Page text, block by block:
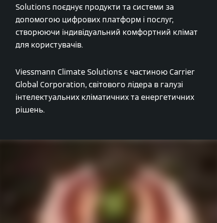
Solutions поєднує продукти та системи за
допомогою цифрових платформ і послуг,
створюючи індивідуальний комфортний клімат
для користувачів.
Viessmann Climate Solutions є частиною Carrier
Global Corporation, світового лідера в галузі
інтелектуальних кліматичних та енергетичних
рішень.